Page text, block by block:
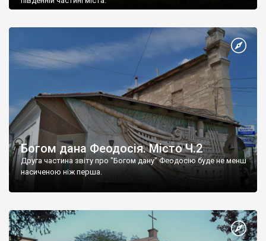
Богом дана Феодосія. Місто Ч.2
Друга частина звіту про "Богом дану" Феодосію буде не менш
насиченою ніж перша.